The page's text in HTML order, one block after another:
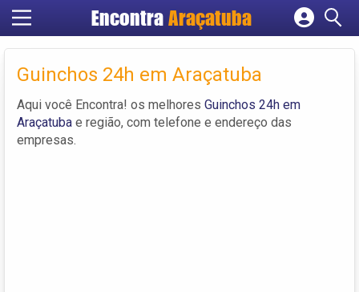
Encontra Araçatuba
Cadastrar empresa
Criar conta
Guinchos 24h em Araçatuba
Aqui você Encontra! os melhores Guinchos 24h em
Araçatuba e região, com telefone e endereço das
empresas.